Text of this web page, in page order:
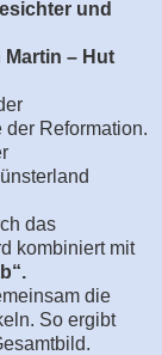
und
– Hut
Reformation.
das
kombiniert mit
die
So ergibt